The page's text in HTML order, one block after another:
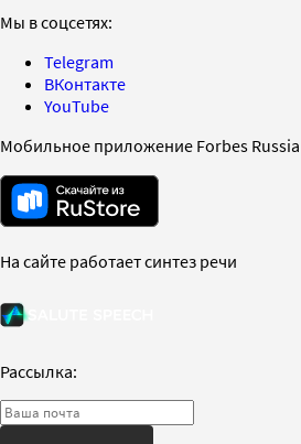
Мы в соцсетях:
Telegram
ВКонтакте
YouTube
Мобильное приложение Forbes
На сайте работает синтез речи
Рассылка: